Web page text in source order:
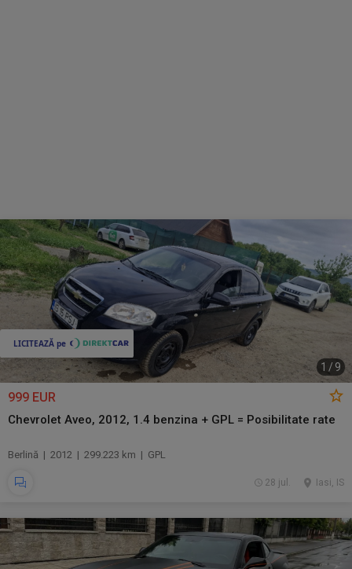
1 / 9
999 EUR
Chevrolet Aveo, 2012, 1.4 benzina + GPL = Posibilitate rate
Berlină | 2012 | 299.223 km | GPL
Iasi, IS
28 jul.